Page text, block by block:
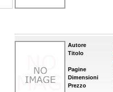
Autore
Titolo
Pagine
Dimensioni
Prezzo